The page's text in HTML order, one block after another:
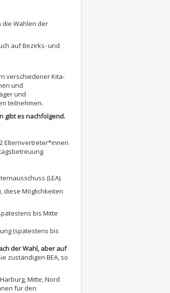
die Wahlen der
auf Bezirks- und
verschiedener Kita-
und
und
teilnehmen.
gibt es nachfolgend.
Elternvertreter*innen
(LEA).
diese Möglichkeiten
bis Mitte
(spätestens bis
der Wahl, aber auf
zuständigen BEA, so
Mitte, Nord
für den